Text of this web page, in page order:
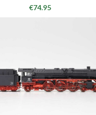
€74.95